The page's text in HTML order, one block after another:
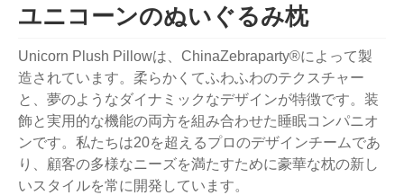
ユニコーンのぬいぐるみ枕
Unicorn Plush Pillowは、ChinaZebraparty®によって製
造されています。柔らかくてふわふわのテクスチャー
と、夢のようなダイナミックなデザインが特徴です。装
飾と実用的な機能の両方を組み合わせた睡眠コンパニオ
ンです。私たちは20を超えるプロのデザインチームであ
り、顧客の多様なニーズを満たすために豪華な枕の新し
いスタイルを常に開発しています。